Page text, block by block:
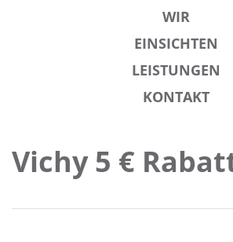
WIR
EINSICHTEN
LEISTUNGEN
KONTAKT
Vichy 5 €